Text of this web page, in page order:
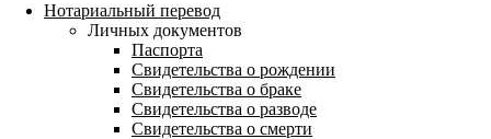
Нотариальный перевод
Личных документов
Паспорта
Свидетельства о рождении
Свидетельства о браке
Свидетельства о разводе
Свидетельства о смерти